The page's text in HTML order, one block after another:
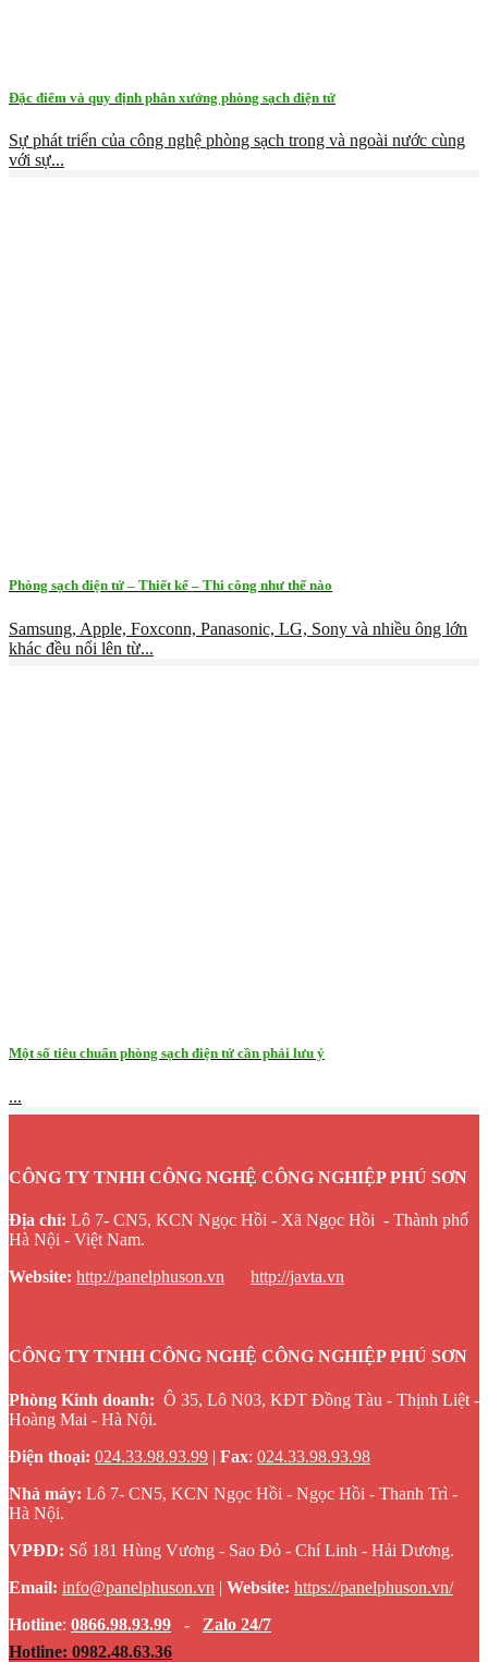
Đặc điểm và quy định phân xưởng phòng sạch điện tử
Sự phát triển của công nghệ phòng sạch trong và ngoài nước cùng
với sự...
Phòng sạch điện tử – Thiết kế – Thi công như thế nào
Samsung, Apple, Foxconn, Panasonic, LG, Sony và nhiều ông lớn
khác đều nổi lên từ...
Một số tiêu chuẩn phòng sạch điện tử cần phải lưu ý
...
CÔNG TY TNHH CÔNG NGHỆ CÔNG NGHIỆP PHÚ SƠN
Địa chỉ: Lô 7- CN5, KCN Ngọc Hồi - Xã Ngọc Hồi - Thành phố
Hà Nội - Việt Nam.
Website: http://panelphuson.vn http://javta.vn
CÔNG TY TNHH CÔNG NGHỆ CÔNG NGHIỆP PHÚ SƠN
Phòng Kinh doanh: Ô 35, Lô N03, KĐT Đồng Tàu - Thịnh Liệt -
Hoàng Mai - Hà Nội.
Điện thoại: 024.33.98.93.99 | Fax: 024.33.98.93.98
Nhà máy: Lô 7- CN5, KCN Ngọc Hồi - Ngọc Hồi - Thanh Trì -
Hà Nội.
VPĐD: Số 181 Hùng Vương - Sao Đỏ - Chí Linh - Hải Dương.
Email: info@panelphuson.vn | Website: https://panelphuson.vn/
Hotline: 0866.98.93.99 - Zalo 24/7
Hotline: 0982.48.63.36